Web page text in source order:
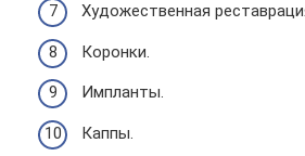
Художественная
Коронки.
Импланты.
Каппы.